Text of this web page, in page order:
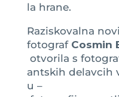
la hrane.
Raziskovalna
fotograf Cosmin
otvorila s
antskih delavcih
u –